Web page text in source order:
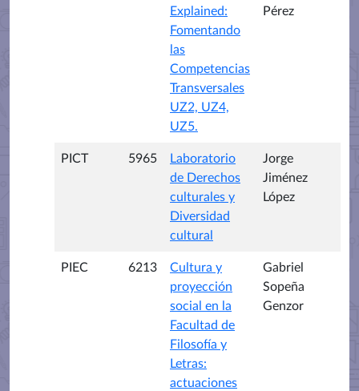
Explained:
Fomentando
las
Competencias
Transversales
UZ2, UZ4,
UZ5.
Pérez
PICT 5965
Laboratorio
de Derechos
culturales y
Diversidad
cultural
Jorge
Jiménez
López
PIEC 6213
Cultura y
proyección
social en la
Facultad de
Filosofía y
Letras:
actuaciones
Gabriel
Sopeña
Genzor